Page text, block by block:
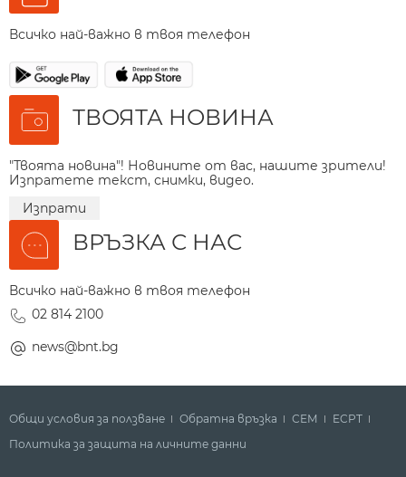
Всичко най-важно в твоя телефон
ТВОЯТА НОВИНА
"Твоята новина"! Новините от вас, нашите зрители!
Изпратете текст, снимки, видео.
Изпрати
ВРЪЗКА С НАС
Всичко най-важно в твоя телефон
02 814 2100
news@bnt.bg
Общи условия за ползване Обратна връзка СЕМ
ECPT
Политика за защита на личните данни